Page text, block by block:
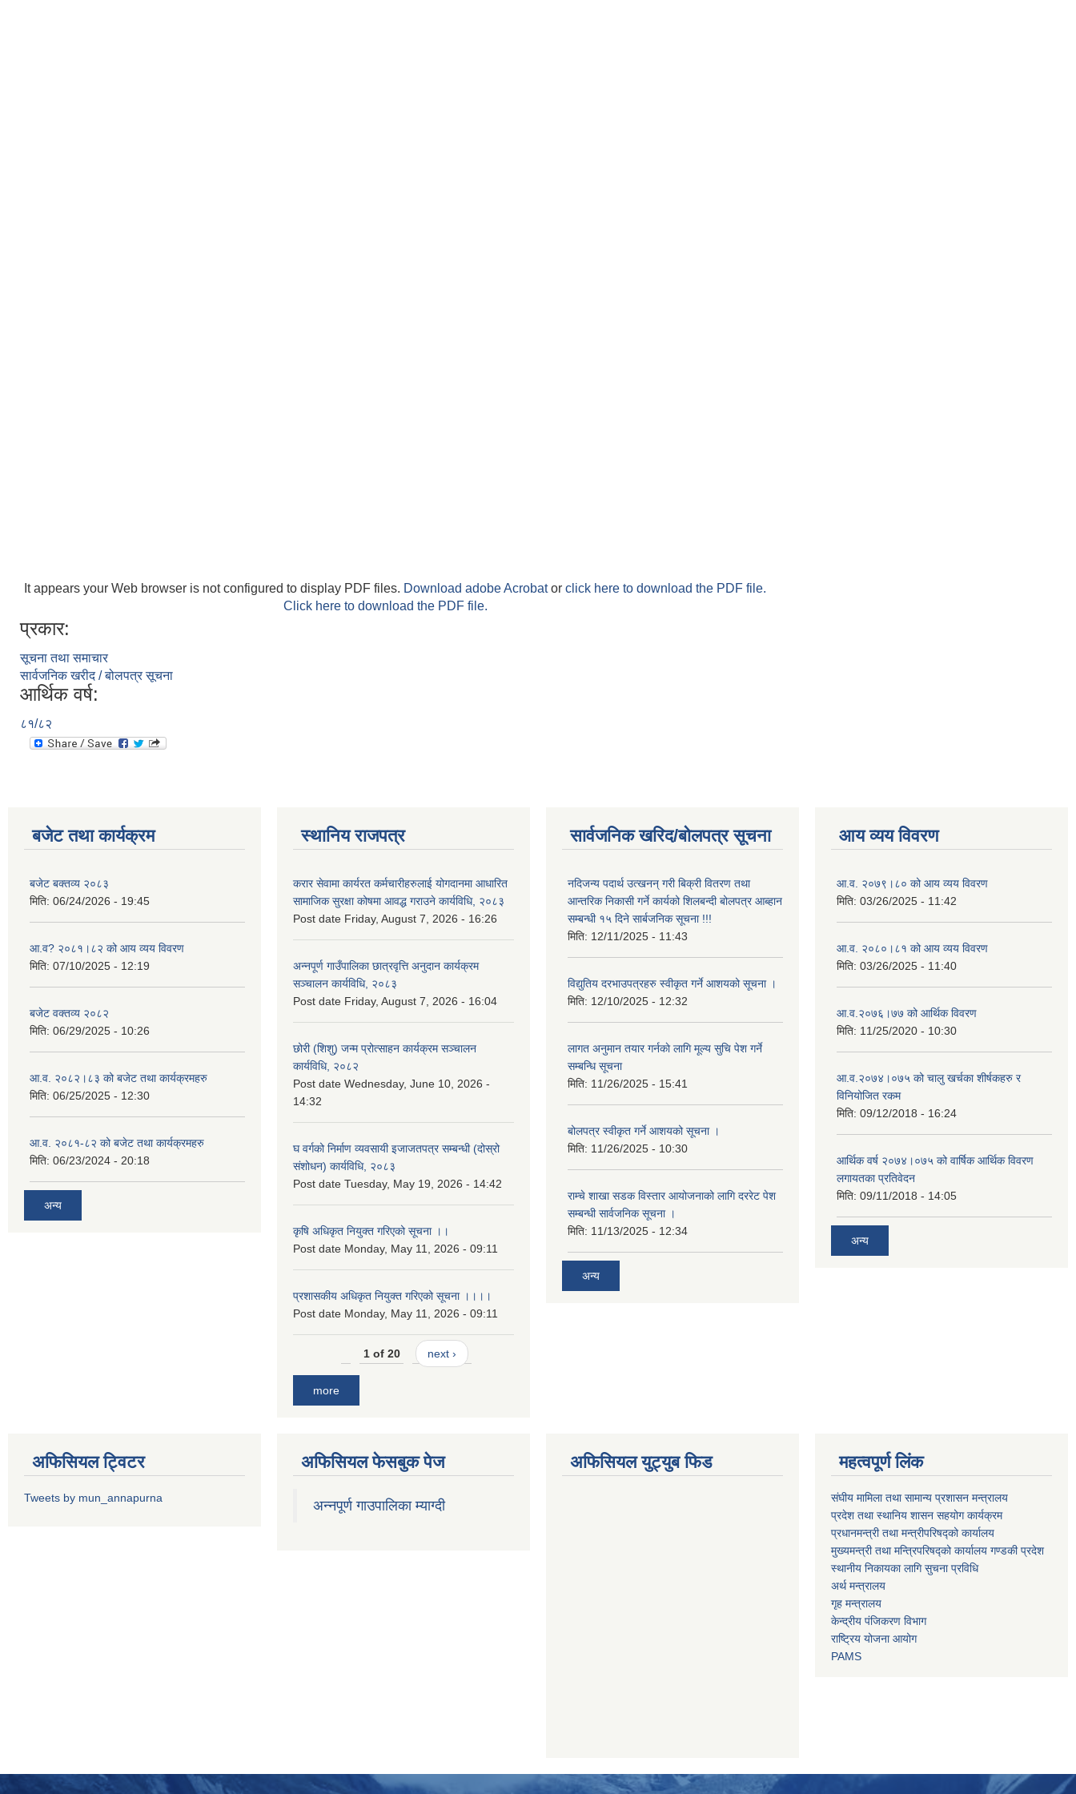
It appears your Web browser is not configured to display PDF files. Download adobe Acrobator click here to download the PDF file.
Click here to download the PDF file.
प्रकार:
सूचना तथा समाचार
सार्वजनिक खरीद / बोलपत्र सूचना
आर्थिक वर्ष:
८१/८२
बजेट तथा कार्यक्रम
बजेट बक्तव्य २०८३
मिति: 06/24/2026 - 19:45
आ.व? २०८१।८२ को आय व्यय विवरण
मिति: 07/10/2025 - 12:19
बजेट वक्तव्य २०८२
मिति: 06/29/2025 - 10:26
आ.व. २०८२।८३ को बजेट तथा कार्यक्रमहरु
मिति: 06/25/2025 - 12:30
आ.व. २०८१-८२ को बजेट तथा कार्यक्रमहरु
मिति: 06/23/2024 - 20:18
अन्य
स्थानिय राजपत्र
करार सेवामा कार्यरत कर्मचारीहरुलाई योगदानमा आधारित
सामाजिक सुरक्षा कोषमा आवद्ध गराउने कार्यविधि, २०८३
Post date Friday, August 7, 2026 - 16:26
अन्नपूर्ण गाउँपालिका छात्रवृत्ति अनुदान कार्यक्रम
सञ्चालन कार्यविधि, २०८३
Post date Friday, August 7, 2026 - 16:04
छोरी (शिशु) जन्म प्रोत्साहन कार्यक्रम सञ्चालन
कार्यविधि, २०८२
Post date Wednesday, June 10, 2026 -
14:32
घ वर्गको निर्माण व्यवसायी इजाजतपत्र सम्बन्धी (दोस्रो
संशोधन) कार्यविधि, २०८३
Post date Tuesday, May 19, 2026 - 14:42
कृषि अधिकृत नियुक्त गरिएको सूचना ।।
Post date Monday, May 11, 2026 - 09:11
प्रशासकीय अधिकृत नियुक्त गरिएको सूचना ।।।।
Post date Monday, May 11, 2026 - 09:11
1 of 20 next ›
more
सार्वजनिक खरिद/बोलपत्र सूचना
नदिजन्य पदार्थ उत्खनन् गरी बिक्री वितरण तथा
आन्तरिक निकासी गर्ने कार्यको शिलबन्दी बोलपत्र आब्हान
सम्बन्धी १५ दिने सार्बजनिक सूचना !!!
मिति: 12/11/2025 - 11:43
विद्युतिय दरभाउपत्रहरु स्वीकृत गर्ने आशयको सूचना ।
मिति: 12/10/2025 - 12:32
लागत अनुमान तयार गर्नकाे लागि मूल्य सुचि पेश गर्ने
सम्बन्धि सूचना
मिति: 11/26/2025 - 15:41
बोलपत्र स्वीकृत गर्ने आशयको सूचना ।
मिति: 11/26/2025 - 10:30
राम्चे शाखा सडक विस्तार आयोजनाको लागि दररेट पेश
सम्बन्धी सार्वजनिक सूचना ।
मिति: 11/13/2025 - 12:34
अन्य
आय व्यय विवरण
आ.व. २०७९।८० को आय व्यय विवरण
मिति: 03/26/2025 - 11:42
आ.व. २०८०।८१ को आय व्यय विवरण
मिति: 03/26/2025 - 11:40
आ.व.२०७६।७७ को आर्थिक विवरण
मिति: 11/25/2020 - 10:30
आ.व.२०७४।०७५ को चालु खर्चका शीर्षकहरु र
विनियोजित रकम
मिति: 09/12/2018 - 16:24
आर्थिक वर्ष २०७४।०७५ को वार्षिक आर्थिक विवरण
लगायतका प्रतिवेदन
मिति: 09/11/2018 - 14:05
अन्य
अफिसियल ट्विटर
Tweets by mun_annapurna
अफिसियल फेसबुक पेज
अन्नपूर्ण गाउपालिका म्याग्दी
अफिसियल युट्युब फिड महत्वपूर्ण लिंक
संघीय मामिला तथा सामान्य प्रशासन मन्त्रालय
प्रदेश तथा स्थानिय शासन सहयोग कार्यक्रम
प्रधानमन्त्री तथा मन्त्रीपरिषद्को कार्यालय
मुख्यमन्त्री तथा मन्त्रिपरिषद्को कार्यालय गण्डकी प्रदेश
स्थानीय निकायका लागि सुचना प्रविधि
अर्थ मन्त्रालय
गृह मन्त्रालय
केन्द्रीय पंजिकरण विभाग
राष्ट्रिय योजना आयोग
PAMS